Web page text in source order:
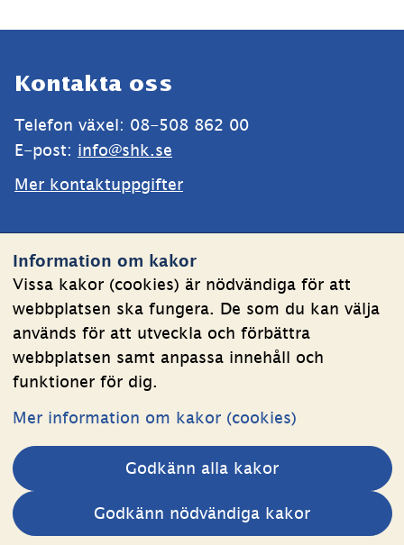
Information om kakor
Vissa kakor (cookies) är nödvändiga för att
webbplatsen ska fungera. De som du kan välja
används för att utveckla och förbättra
webbplatsen samt anpassa innehåll och
funktioner för dig.
Mer information om kakor (cookies)
Godkänn alla kakor
Godkänn nödvändiga kakor
Kontakta oss
Telefon växel: 08-508 862 00
E-post: info@shk.se
Mer kontaktuppgifter
Om kakor
Behandling av personuppgifter
Tillgänglighetsredogörelse
Följ oss
LinkedIn
(länk
Andra webbplatser